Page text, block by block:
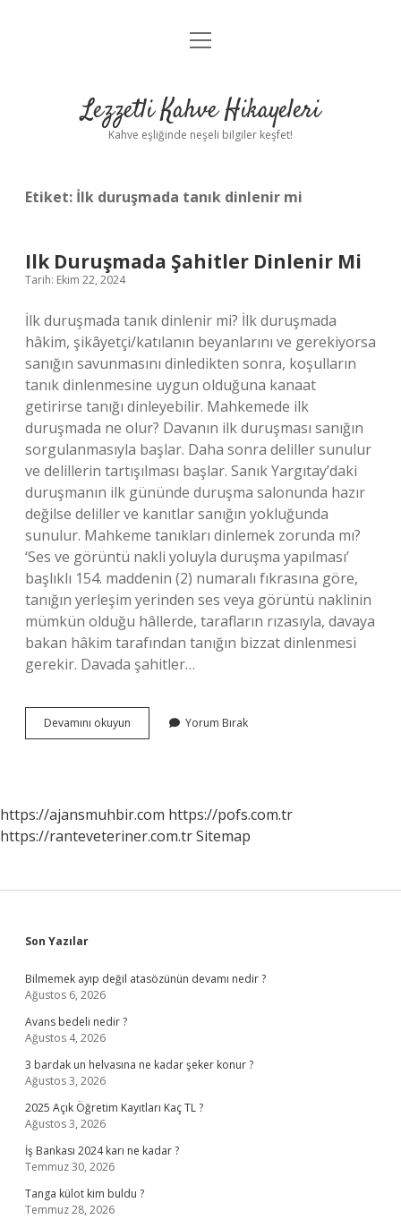
Anasayfa
Yasal Uyarı
menüyü
Lezzetli Kahve Hikayeleri
Kahve eşliğinde neşeli bilgiler keşfet!
Etiket: İlk duruşmada tanık dinlenir mi
Ilk Duruşmada Şahitler Dinlenir Mi
Tarih: Ekim 22, 2024
İlk duruşmada tanık dinlenir mi? İlk duruşmada
hâkim, şikâyetçi/katılanın beyanlarını ve gerekiyorsa
sanığın savunmasını dinledikten sonra, koşulların
tanık dinlenmesine uygun olduğuna kanaat
getirirse tanığı dinleyebilir. Mahkemede ilk
duruşmada ne olur? Davanın ilk duruşması sanığın
sorgulanmasıyla başlar. Daha sonra deliller sunulur
ve delillerin tartışılması başlar. Sanık Yargıtay’daki
duruşmanın ilk gününde duruşma salonunda hazır
değilse deliller ve kanıtlar sanığın yokluğunda
sunulur. Mahkeme tanıkları dinlemek zorunda mı?
‘Ses ve görüntü nakli yoluyla duruşma yapılması’
başlıklı 154. maddenin (2) numaralı fıkrasına göre,
tanığın yerleşim yerinden ses veya görüntü naklinin
mümkün olduğu hâllerde, tarafların rızasıyla, davaya
bakan hâkim tarafından tanığın bizzat dinlenmesi
gerekir. Davada şahitler…
Devamını okuyun
Duruşmada
Yorum Bırak
https://ajansmuhbir.com https://pofs.com.tr
https://ranteveteriner.com.trSitemap
Sidebar
Son Yazılar
Bilmemek ayıp değil atasözünün devamı nedir ?
Ağustos 6, 2026
Avans bedeli nedir ?
Ağustos 4, 2026
3 bardak un helvasına ne kadar şeker konur ?
Ağustos 3, 2026
2025 Açık Öğretim Kayıtları Kaç TL ?
Ağustos 3, 2026
İş Bankası 2024 karı ne kadar ?
Temmuz 30, 2026
Tanga külot kim buldu ?
Temmuz 28, 2026